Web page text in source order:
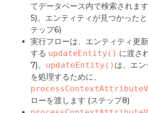
てデータベース内で検索されま
5)。エンティティが見つかった
テップ6)
実行フローは、エンティティ更
する updateEntity() に渡さ
7)。 updateEntity() は、エ
を処理するために、
ローを渡します (ステップ8)